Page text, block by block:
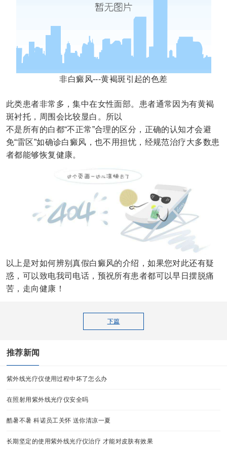
非白癜风---黄褐斑引起的色差
此类患者非常多，集中在女性面部。患者通常因为有黄褐
斑衬托，周围会比较显白。所以
不是所有的白都“不正常”合理的区分，正确的认知才会避
免“雷区”如确诊白癜风，也不用担忧，经规范治疗大多数患
者都能够恢复健康。
以上是对如何辨别真假白癜风的介绍，如果您对此还有疑
惑，可以致电我司电话，预祝所有患者都可以早日摆脱痛
苦，走向健康！
下篇
推荐新闻
紫外线光疗仪使用过程中坏了怎么办
在照射用紫外线光疗仪安全吗
酷暑不暑 科诺员工关怀 送你清凉一夏
长期坚定的使用紫外线光疗仪治疗 才能对皮肤有效果